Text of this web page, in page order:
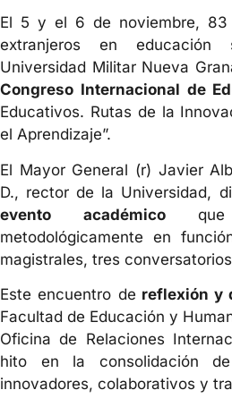
El 5 y el 6 de noviembre, 83
extranjeros en
Universidad Militar Nueva
Congreso Internacional de
Educativos. Rutas de la
el Aprendizaje”.
El Mayor General (r) Javier
D., rector de la Universidad,
evento académico
metodológicamente en
magistrales, tres
Este encuentro de reflexión y
Facultad de Educación y
Oficina de Relaciones
hito en la consolidación
innovadores, colaborativos y